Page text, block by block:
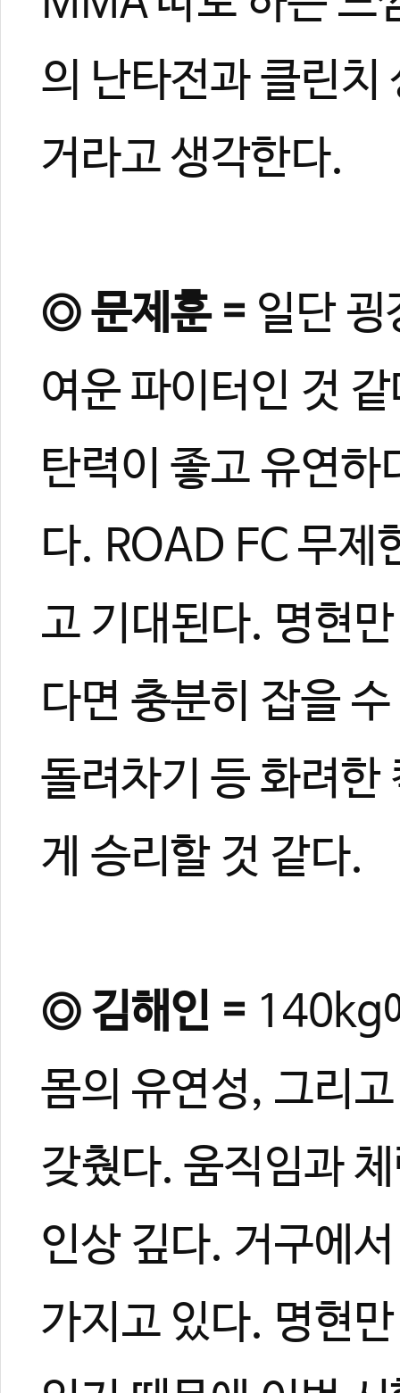
의 난타전과 클린치
거라고 생각한다.
◎ 문제훈 = 일단
여운 파이터인 것
탄력이 좋고 유연
다. ROAD FC 무제
고 기대된다. 명현
다면 충분히 잡을
돌려차기 등 화려한
게 승리할 것 같다.
◎ 김해인 = 140kg
몸의 유연성, 그리
갖췄다. 움직임과
인상 깊다. 거구에
가지고 있다. 명현